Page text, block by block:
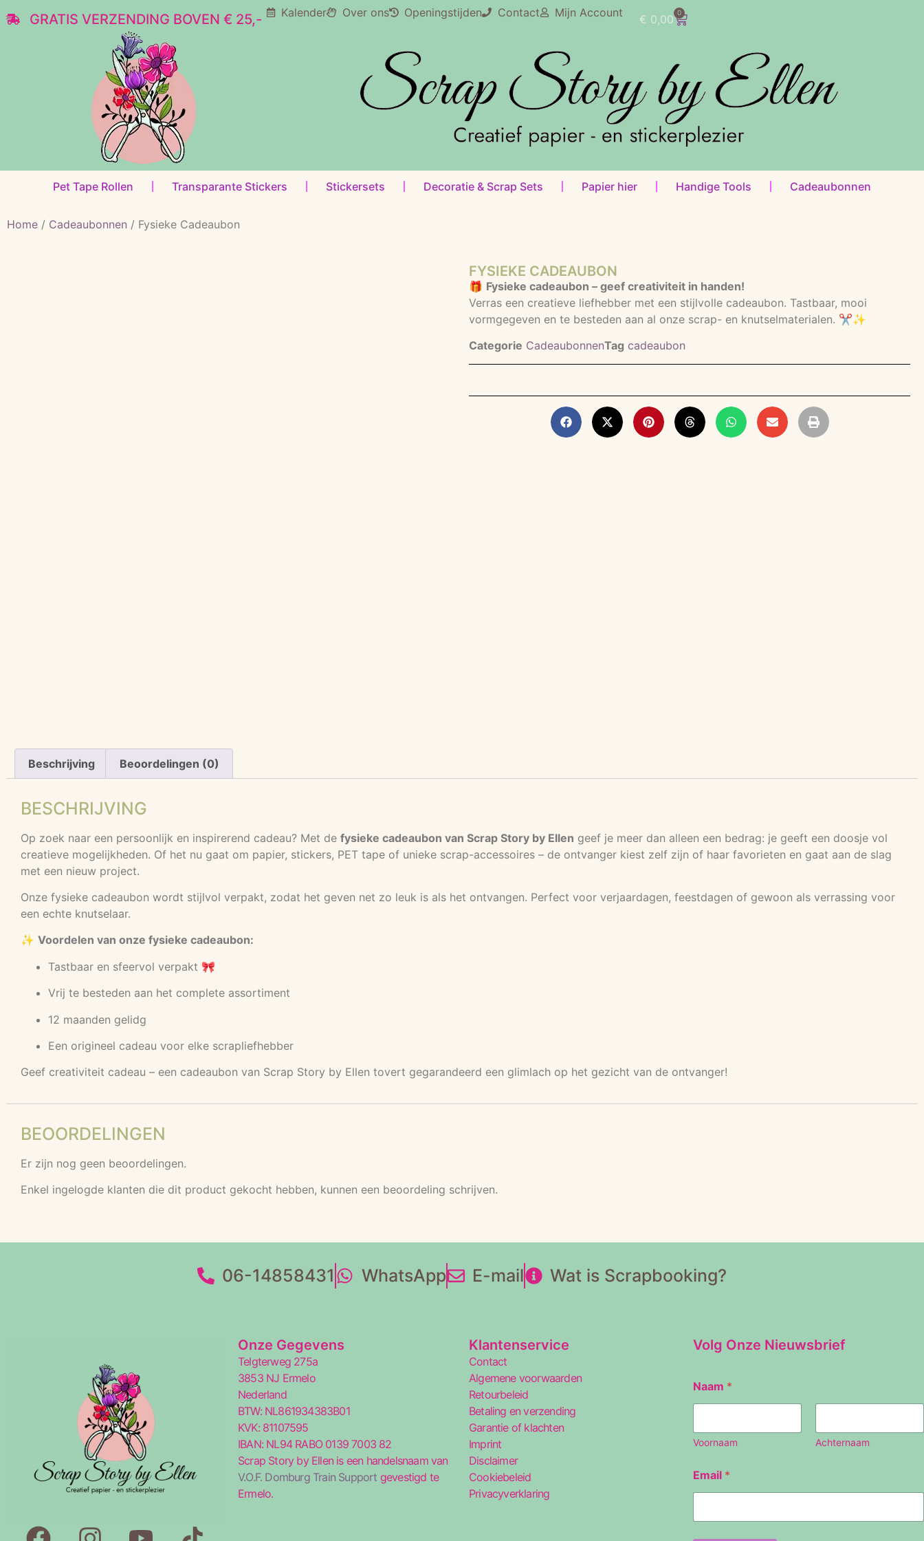
GRATIS VERZENDING BOVEN € 25,- Kalender Over ons Openingstijden Contact Mijn Account € 0,00 0
Pet Tape Rollen Transparante Stickers Stickersets Decoratie & Scrap Sets Papier hier Handige Tools Cadeaubonnen
Home / Cadeaubonnen / Fysieke Cadeaubon
FYSIEKE CADEAUBON
🎁 Fysieke cadeaubon – geef creativiteit in handen!
Verras een creatieve liefhebber met een stijlvolle cadeaubon. Tastbaar, mooi
vormgegeven en te besteden aan al onze scrap- en knutselmaterialen. ✂️✨
Categorie CadeaubonnenTag cadeaubon
Beschrijving Beoordelingen (0)
BESCHRIJVING
Op zoek naar een persoonlijk en inspirerend cadeau? Met de fysieke cadeaubon van Scrap Story by Ellen geef je meer dan alleen een bedrag: je geeft een doosje vol
creatieve mogelijkheden. Of het nu gaat om papier, stickers, PET tape of unieke scrap-accessoires – de ontvanger kiest zelf zijn of haar favorieten en gaat aan de slag
met een nieuw project.
Onze fysieke cadeaubon wordt stijlvol verpakt, zodat het geven net zo leuk is als het ontvangen. Perfect voor verjaardagen, feestdagen of gewoon als verrassing voor
een echte knutselaar.
✨ Voordelen van onze fysieke cadeaubon:
Tastbaar en sfeervol verpakt 🎀
Vrij te besteden aan het complete assortiment
12 maanden gelidg
Een origineel cadeau voor elke scrapliefhebber
Geef creativiteit cadeau – een cadeaubon van Scrap Story by Ellen tovert gegarandeerd een glimlach op het gezicht van de ontvanger!
BEOORDELINGEN
Er zijn nog geen beoordelingen.
Enkel ingelogde klanten die dit product gekocht hebben, kunnen een beoordeling schrijven.
06-14858431 WhatsApp E-mail Wat is Scrapbooking?
Onze Gegevens
Telgterweg 275a
3853 NJ Ermelo
Nederland
BTW: NL861934383B01
KVK: 81107595
IBAN: NL94 RABO 0139 7003 82
Scrap Story by Ellen is een handelsnaam van
V.O.F. Domburg Train Support gevestigd te
Ermelo.
Klantenservice
Contact
Algemene voorwaarden
Retourbeleid
Betaling en verzending
Garantie of klachten
Imprint
Disclaimer
Cookiebeleid
Privacyverklaring
Volg Onze Nieuwsbrief
a
a
E
m
l
Naam *
Voornaam Achternaam
Email *